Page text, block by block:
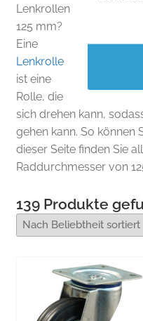
Überige
Kundenservice
Lenkrollen
125 mm?
Eine
Lenkrolle
ist eine
Rolle, die
sich drehen kann,
gehen kann. So können
dieser Seite finden Sie
Raddurchmesser von
139Produkte